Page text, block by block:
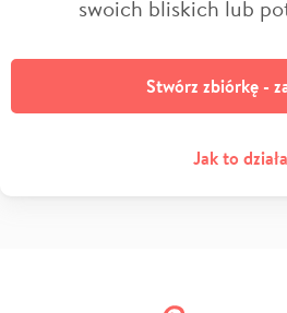
swoich bliskich lub
Stwórz zbiórkę -
Jak to